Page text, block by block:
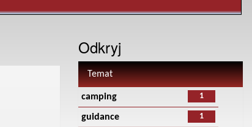
Odkryj
Temat
1
camping
1
guidance